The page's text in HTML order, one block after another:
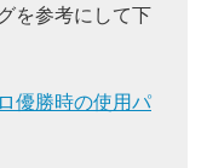
を参考にして下
優勝時の使用パ